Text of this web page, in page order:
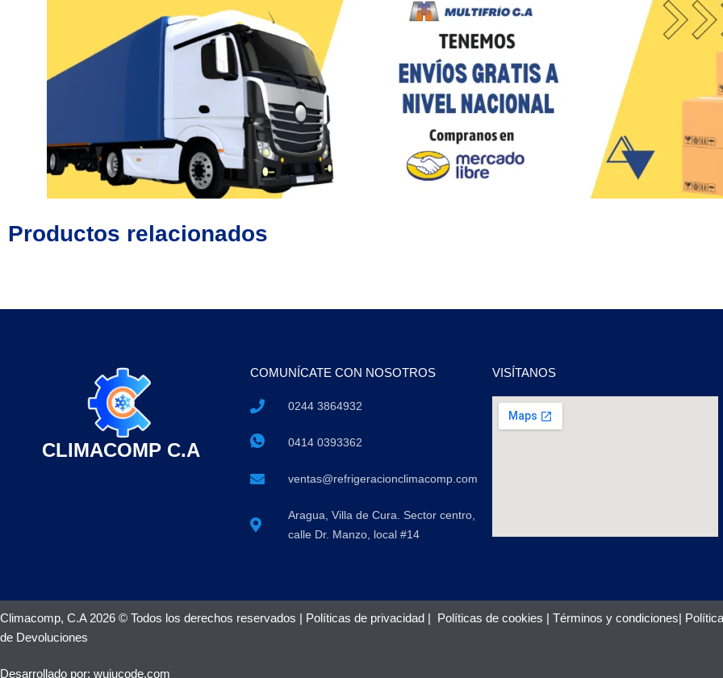
Productos relacionados
CLIMACOMP C.A
COMUNÍCATE CON NOSOTROS
0244 3864932
0414 0393362
ventas@refrigeracionclimacomp.com
Aragua, Villa de Cura. Sector centro,
calle Dr. Manzo, local #14
VISÍTANOS
Climacomp, C.A 2026 © Todos los derechos reservados | Políticas de privacidad | Políticas de cookies | Términos y condiciones| Política
de Devoluciones
Desarrollado por: wujucode.com